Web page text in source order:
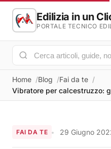
Edilizia in un
PORTALE TECNICO
Home Blog
Fai da te
Vibratore per calcestruzzo:
FAI DA TE 29 Giugno